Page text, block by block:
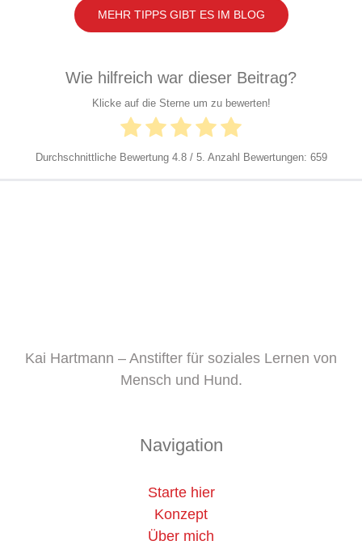
MEHR TIPPS GIBT ES IM BLOG
Wie hilfreich war dieser Beitrag?
Klicke auf die Sterne um zu bewerten!
Durchschnittliche Bewertung 4.8/ 5. Anzahl Bewertungen: 659
Kai Hartmann – Anstifter für soziales Lernen von
Mensch und Hund.
Navigation
Starte hier
Konzept
Über mich